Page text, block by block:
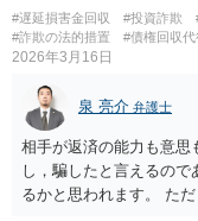
#遅延損害金回収 #投資詐欺
#詐欺の法的措置
#債権回収代
2026年3月16日
泉 亮介 弁護士
相手が返済の能力も意思
し，騙したと言えるの
るかと思われます。 た